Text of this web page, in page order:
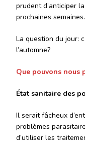
prudent d’anticiper
prochaines semaines.
La question du jour:
l’automne?
Que pouvons nous
État sanitaire des
Il serait fâcheux
problèmes
d’utiliser les